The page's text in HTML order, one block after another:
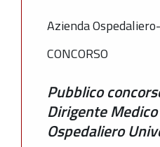
Azienda
CONCORSO
Pubblico
Dirigente
Ospedaliero